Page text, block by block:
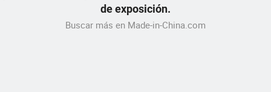
de exposición.
Buscar más en Made-in-China.com